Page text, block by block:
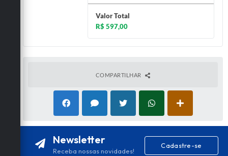
Valor Total
R$ 597,00
COMPARTILHAR
Newsletter
Receba nossas novidades!
Cadastre-se